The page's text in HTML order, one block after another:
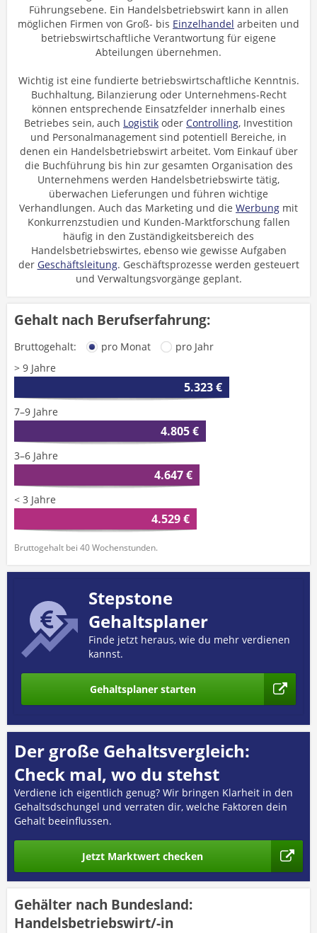
Führungsebene. Ein Handelsbetriebswirt kann in allen
möglichen Firmen von Groß- bis Einzelhandel arbeiten und
betriebswirtschaftliche Verantwortung für eigene
Abteilungen übernehmen.
Wichtig ist eine fundierte betriebswirtschaftliche Kenntnis.
Buchhaltung, Bilanzierung oder Unternehmens-Recht
können entsprechende Einsatzfelder innerhalb eines
Betriebes sein, auch Logistik oder Controlling, Investition
und Personalmanagement sind potentiell Bereiche, in
denen ein Handelsbetriebswirt arbeitet. Vom Einkauf über
die Buchführung bis hin zur gesamten Organisation des
Unternehmens werden Handelsbetriebswirte tätig,
überwachen Lieferungen und führen wichtige
Verhandlungen. Auch das Marketing und die Werbung mit
Konkurrenzstudien und Kunden-Marktforschung fallen
häufig in den Zuständigkeitsbereich des
Handelsbetriebswirtes, ebenso wie gewisse Aufgaben
der Geschäftsleitung. Geschäftsprozesse werden gesteuert
und Verwaltungsvorgänge geplant.
Gehalt nach Berufserfahrung:
Bruttogehalt: pro Monat
pro Jahr
> 9 Jahre
5.323 €
7–9 Jahre
4.805 €
3–6 Jahre
4.647 €
< 3 Jahre
4.529 €
Bruttogehalt bei 40 Wochenstunden.
Stepstone
Gehaltsplaner
Finde jetzt heraus, wie du mehr verdienen
kannst.
Gehaltsplaner starten
Der große Gehaltsvergleich:
Check mal, wo du stehst
Verdiene ich eigentlich genug? Wir bringen Klarheit in den
Gehaltsdschungel und verraten dir, welche Faktoren dein
Gehalt beeinflussen.
Jetzt Marktwert checken
Gehälter nach Bundesland:
Handelsbetriebswirt/-in